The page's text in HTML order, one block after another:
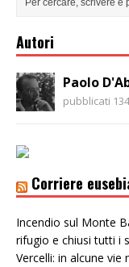
Autori
Paolo
pubblicati
Corriere
Incendio sul Monte
rifugio e chiusi tutti i
Vercelli: in alcune